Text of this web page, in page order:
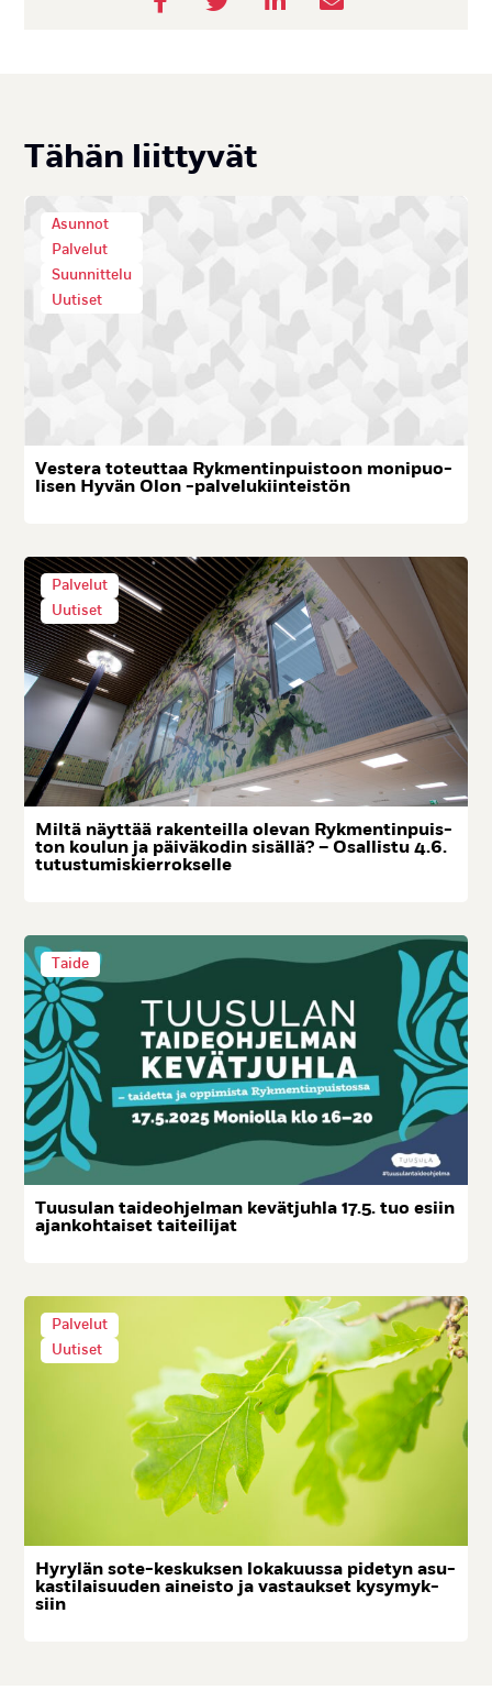
Tä­hän liit­ty­vät
Asunnot
Palvelut
Suunnittelu
Uutiset
Ves­te­ra to­teut­taa Ryk­men­tin­puis­toon mo­ni­puo­
li­sen Hy­vän Olon -pal­ve­lu­kiin­teis­tön
Palvelut
Uutiset
Mil­tä näyt­tää ra­ken­teil­la ole­van Ryk­men­tin­puis­
ton kou­lun ja päi­vä­ko­din si­säl­lä? – Osal­lis­tu 4.6.
tu­tus­tu­mis­kier­rok­sel­le
Taide
Tuu­su­lan tai­deoh­jel­man ke­vät­juh­la 17.5. tuo esiin
ajan­koh­tai­set tai­tei­li­jat
Palvelut
Uutiset
Hy­ry­län so­te-kes­kuk­sen lo­ka­kuus­sa pi­de­tyn asu­
kas­ti­lai­suu­den ai­neis­to ja vas­tauk­set ky­sy­myk­
siin